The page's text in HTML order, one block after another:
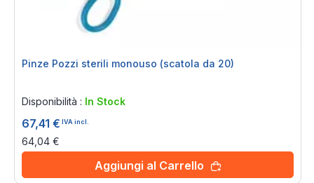
Pinze Pozzi sterili monouso (scatola da 20)
Disponibilità : In Stock
67,41 € IVA incl.
64,04 €
Aggiungi al Carrello